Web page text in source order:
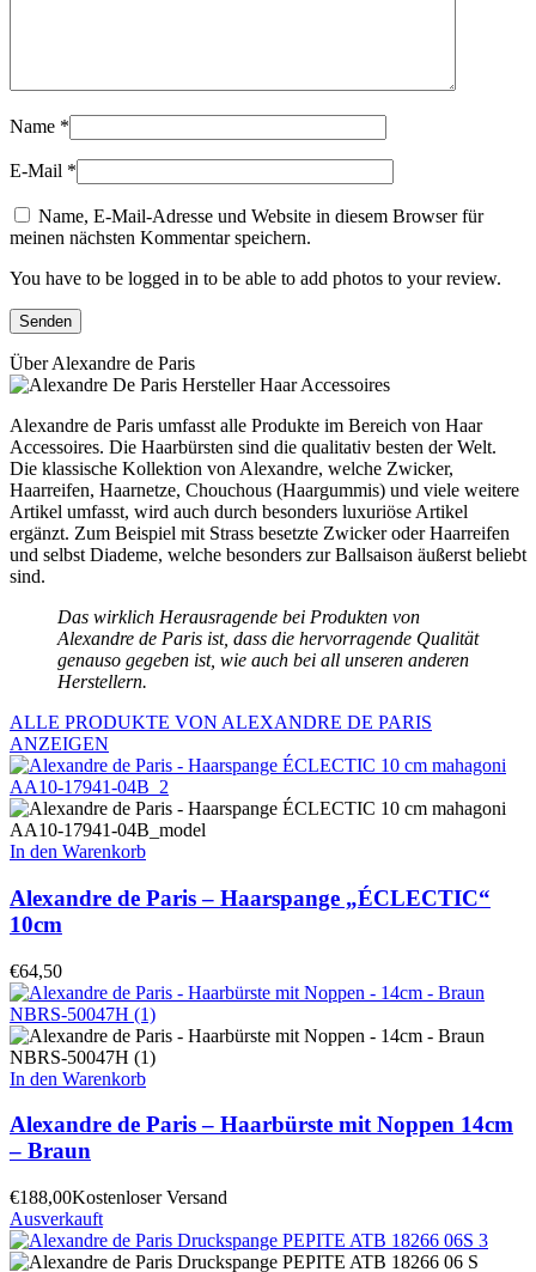
Name *
E-Mail *
Name, E-Mail-Adresse und Website in diesem Browser für
meinen nächsten Kommentar speichern.
You have to be logged in to be able to add photos to your review.
Über Alexandre de Paris
Alexandre de Paris umfasst alle Produkte im Bereich von Haar
Accessoires. Die Haarbürsten sind die qualitativ besten der Welt.
Die klassische Kollektion von Alexandre, welche Zwicker,
Haarreifen, Haarnetze, Chouchous (Haargummis) und viele weitere
Artikel umfasst, wird auch durch besonders luxuriöse Artikel
ergänzt. Zum Beispiel mit Strass besetzte Zwicker oder Haarreifen
und selbst Diademe, welche besonders zur Ballsaison äußerst beliebt
sind.
Das wirklich Herausragende bei Produkten von
Alexandre de Paris ist, dass die hervorragende Qualität
genauso gegeben ist, wie auch bei all unseren anderen
Herstellern.
ALLE PRODUKTE VON ALEXANDRE DE PARIS
ANZEIGEN
In den Warenkorb
Alexandre de Paris – Haarspange „ÉCLECTIC“
10cm
€64,50
In den Warenkorb
Alexandre de Paris – Haarbürste mit Noppen 14cm
– Braun
€188,00Kostenloser Versand
Ausverkauft